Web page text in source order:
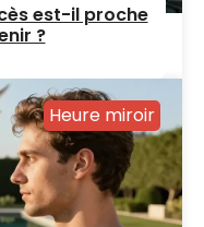
est-il proche
?
Heure miroir